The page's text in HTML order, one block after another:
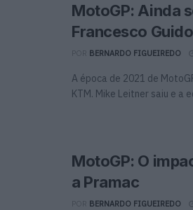
MotoGP: Ainda
Francesco
BERNARDO FIGUEIREDO
A época de 2021 de
KTM. Mike Leitner saiu e a
MotoGP: O
a Pramac
BERNARDO FIGUEIREDO